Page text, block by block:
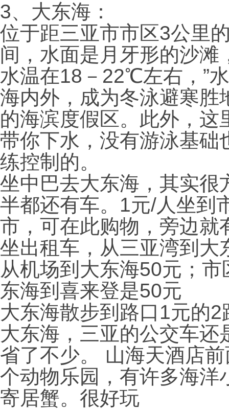
3、大东海：
位于距三亚市市区3公里
间，水面是月牙形的沙
水温在18－22℃左右，”
海内外，成为冬泳避寒胜
的海滨度假区。此外，
带你下水，没有游泳基础
练控制的。
坐中巴去大东海，其实很
半都还有车。1元/人坐到
市，可在此购物，旁边就
坐出租车，从三亚湾到大
从机场到大东海50元；
东海到喜来登是50元
大东海散步到路口1元的
大东海，三亚的公交车
省了不少。 山海天酒店
个动物乐园，有许多海洋
寄居蟹。很好玩